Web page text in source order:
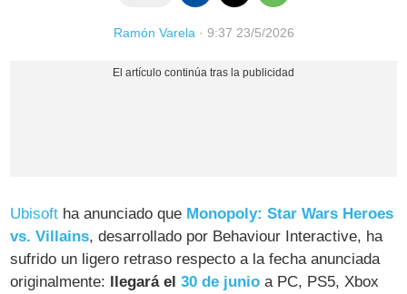
Ramón Varela· 9:37 23/5/2026
Ubisoft ha anunciado que Monopoly: Star Wars Heroes
vs. Villains, desarrollado por Behaviour Interactive, ha
sufrido un ligero retraso respecto a la fecha anunciada
originalmente: llegará el30 de junio a PC, PS5, Xbox